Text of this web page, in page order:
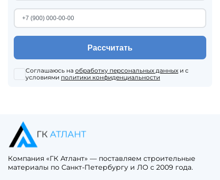
Рассчитать
Соглашаюсь на обработку персональных данных и с
условиями политики конфиденциальности
Компания «ГК Атлант» — поставляем строительные
материалы по Санкт-Петербургу и ЛО с 2009 года.